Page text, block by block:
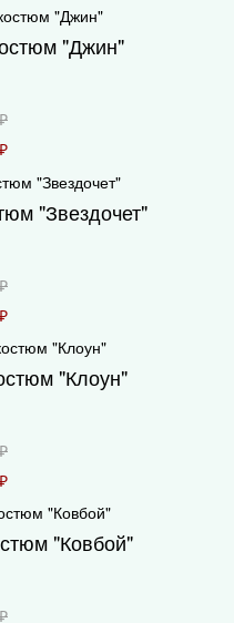
"Джин"
₽
"Звездочет"
₽
"Клоун"
₽
"Ковбой"